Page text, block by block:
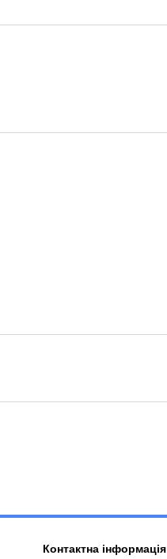
Контактна інформація